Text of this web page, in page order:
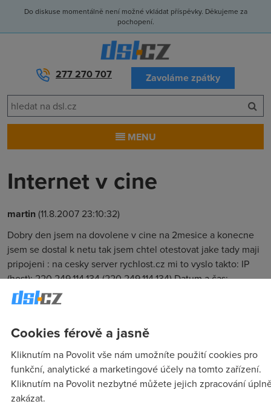
Do diskuse momentálně není možné vkládat příspěvky. Děkujeme za
pochopení.
277 270 707 Zavoláme zpátky
MENU
Internet v cine
martin(11.8.2007 23:10:32)
Dobry den jsem na dovolene v cine na 2mesice a konecne
jsem se dostal k netu tak jsem chtel otestovat jake tady maji
pripojeni : na cesky server rychlost.cz mi to vyslo takto: IP
(host): 220.249.114.134 (220.249.114.134) Datum a čas:
11.08.2007 23:03 Download: 199.22 kbit/s (24.90 kB/s)
Upload: 62.73 kbit/s (7.84 kB/s) Web odezva:
http://rychlost.cz/sys/result/220.249.114.134/1186866195/
Mejte se
Anonym
Cookies férově a jasně
Kliknutím na Povolit vše nám umožníte použití cookies pro
funkční, analytické a marketingové účely na tomto zařízení.
Kliknutím na Povolit nezbytné můžete jejich zpracování
zakázat.